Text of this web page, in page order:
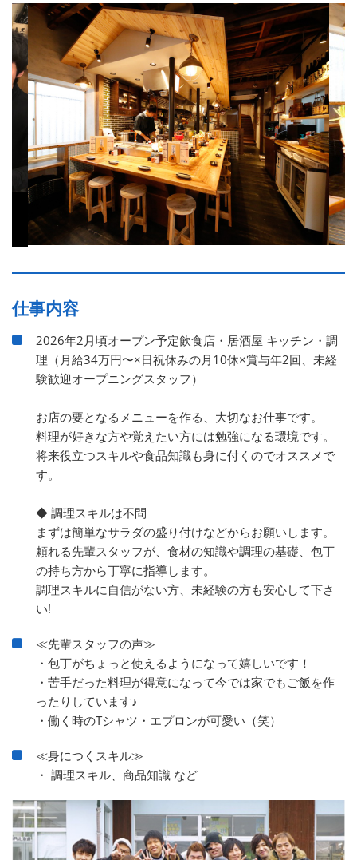
仕事内容
2026年2月頃オープン予定飲食店・居酒屋 キッチン・調
理（月給34万円〜×日祝休みの月10休×賞与年2回、未経
験歓迎オープニングスタッフ）
お店の要となるメニューを作る、大切なお仕事です。
料理が好きな方や覚えたい方には勉強になる環境です。
将来役立つスキルや食品知識も身に付くのでオススメで
す。
◆ 調理スキルは不問
まずは簡単なサラダの盛り付けなどからお願いします。
頼れる先輩スタッフが、食材の知識や調理の基礎、包丁
の持ち方から丁寧に指導します。
調理スキルに自信がない方、未経験の方も安心して下さ
い!
≪先輩スタッフの声≫
・包丁がちょっと使えるようになって嬉しいです！
・苦手だった料理が得意になって今では家でもご飯を作
ったりしています♪
・働く時のTシャツ・エプロンが可愛い（笑）
≪身につくスキル≫
・ 調理スキル、商品知識 など